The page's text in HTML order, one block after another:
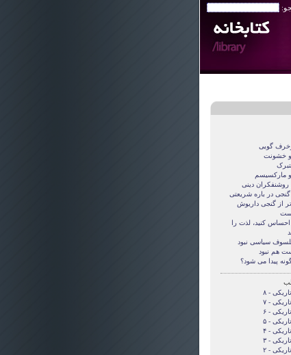
گویی
و خشونت
مارکسیسم
دینی
گنجی در باره شریعتی
از گنجی داريوش
کنید، لذت را
سياسی نبود
هم نبود
پيدا می شود؟
- ۸
- ۷
- ۶
- ۵
- ۴
- ۳
- ۲